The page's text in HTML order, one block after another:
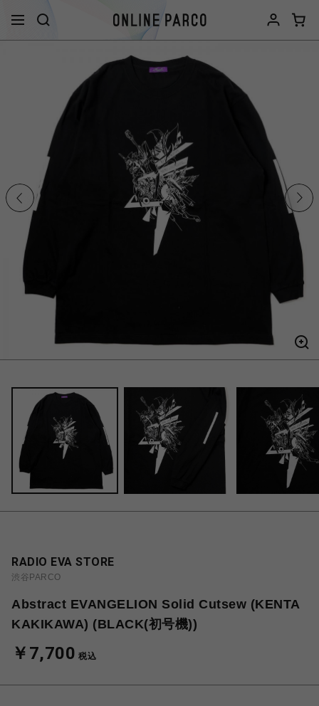
RADIO EVA STORE
渋谷PARCO
Abstract EVANGELION Solid Cutsew (KENTA
KAKIKAWA) (BLACK(初号機))
￥7,700 税込